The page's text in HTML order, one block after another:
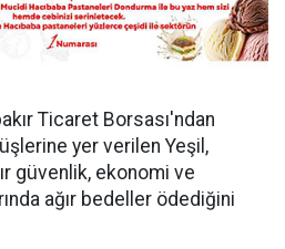
Ticaret Borsası'ndan
yer verilen Yeşil,
güvenlik, ekonomi ve
ağır bedeller ödediğini